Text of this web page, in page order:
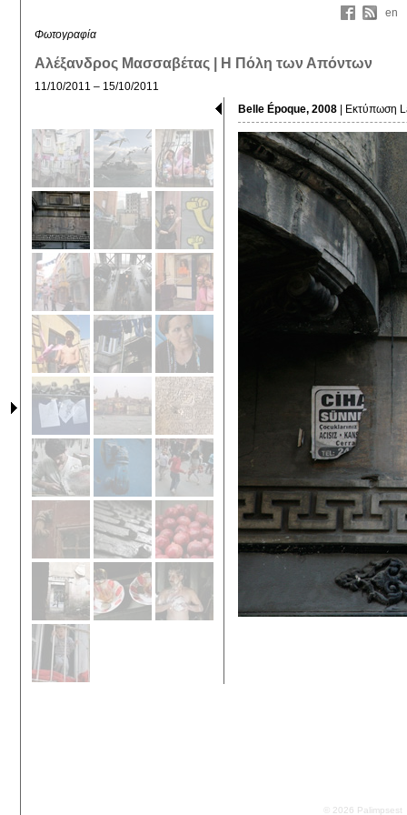
en
Φωτογραφία
Αλέξανδρος Μασσαβέτας | Η Πόλη των Απόντων
11/10/2011 – 15/10/2011
Belle Époque, 2008 | Εκτύπωση
© 2026 Palimpsest